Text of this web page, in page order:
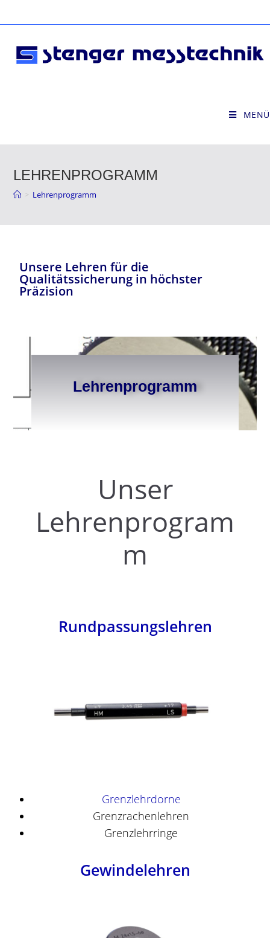
MENÜ
LEHRENPROGRAMM
> Lehrenprogramm
Unsere Lehren für die
Qualitätssicherung in höchster
Präzision
Lehrenprogramm
Unser
Lehrenprogram
m
Rundpassungslehren
Grenzlehrdorne
Grenzrachenlehren
Grenzlehrringe
Gewindelehren